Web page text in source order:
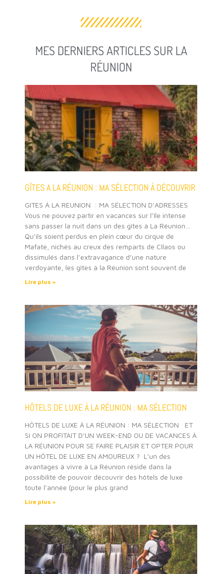
MES DERNIERS ARTICLES SUR LA
RÉUNION
GÎTES A LA RÉUNION : MA SÉLECTION À DÉCOUVRIR
GITES À LA REUNION : MA SÉLECTION D’ADRESSES
Vous ne pouvez partir en vacances sur l’île intense
sans passer la nuit dans un des gîtes à La Réunion…
Qu’ils soient perdus en plein cœur du cirque de
Mafate, nichés au creux des remparts de CIlaos ou
dissimulés dans l’extravagance d’une nature
verdoyante, les gîtes à la Réunion sont souvent de
Lire plus »
HÔTELS DE LUXE À LA RÉUNION : MA SÉLECTION
HÔTELS DE LUXE À LA RÉUNION : MA SÉLECTION ET
SI ON PROFITAIT D’UN WEEK-END OU DE VACANCES À
LA RÉUNION POUR SE FAIRE PLAISIR ET OPTER POUR
UN HÔTEL DE LUXE EN AMOUREUX ? L’un des
avantages à vivre à La Réunion réside dans la
possibilité de pouvoir découvrir des hôtels de luxe
toute l’année (pour le plus grand
Lire plus »